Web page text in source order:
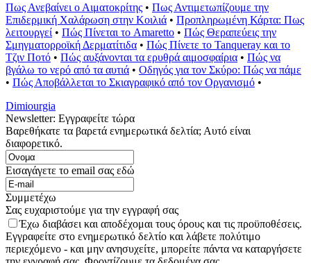
Πως Ανεβαίνει ο Αιματοκρίτης • Πως Αντιμετωπίζουμε την
Επιδερμική Χαλάρωση στην Κοιλιά • Προπληρωμένη Κάρτα: Πως
λειτουργεί • Πώς Πίνεται το Amaretto • Πώς Θεραπεύεις την
Σμηγματορροϊκή Δερματίτιδα • Πώς Πίνετε το Tanqueray και το
Τζιν Ποτό • Πώς αυξάνονται τα ερυθρά αιμοσφαίρια • Πώς να
βγάλω το νερό από τα αυτιά • Οδηγός για τον Σκύρο: Πώς να πάμε
• Πώς Αποβάλλεται το Σκιαγραφικό από τον Οργανισμό •
Dimiourgia
Newsletter: Εγγραφείτε τώρα
Βαρεθήκατε τα βαρετά ενημερωτικά δελτία; Αυτό είναι
διαφορετικό.
Εισαγάγετε το email σας εδώ
Συμμετέχω
Σας ευχαριστούμε για την εγγραφή σας
Έχω διαβάσει και αποδέχομαι τους όρους και τις προϋποθέσεις.
Εγγραφείτε στο ενημερωτικό δελτίο και λάβετε πολύτιμο
περιεχόμενο - και μην ανησυχείτε, μπορείτε πάντα να καταργήσετε